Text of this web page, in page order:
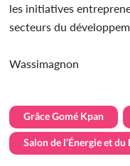
les initiatives
secteurs du
Wassimagnon
Grâce Gomé Kpan
Salon de l’Énergie et